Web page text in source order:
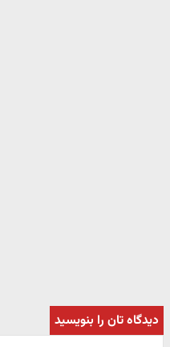
دیدگاه تان را بنویسید